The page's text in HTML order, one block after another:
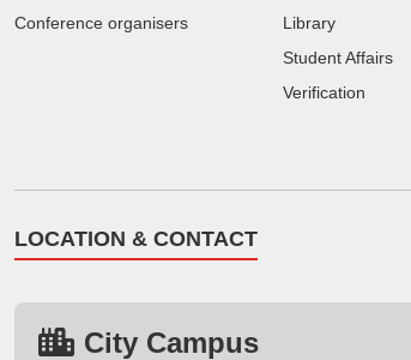
Conference organisers
Library
Student Affairs
Verification
LOCATION & CONTACT
City Campus